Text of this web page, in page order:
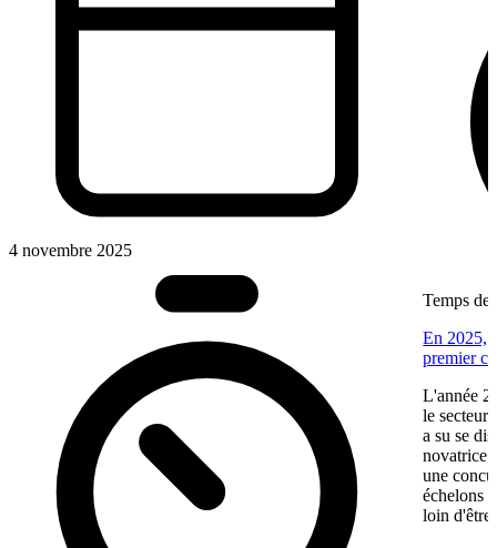
4 novembre 2025
Temps de
En 2025,
premier
L'année
le secteur
a su se
novatrice.
une
échelons
loin d'être